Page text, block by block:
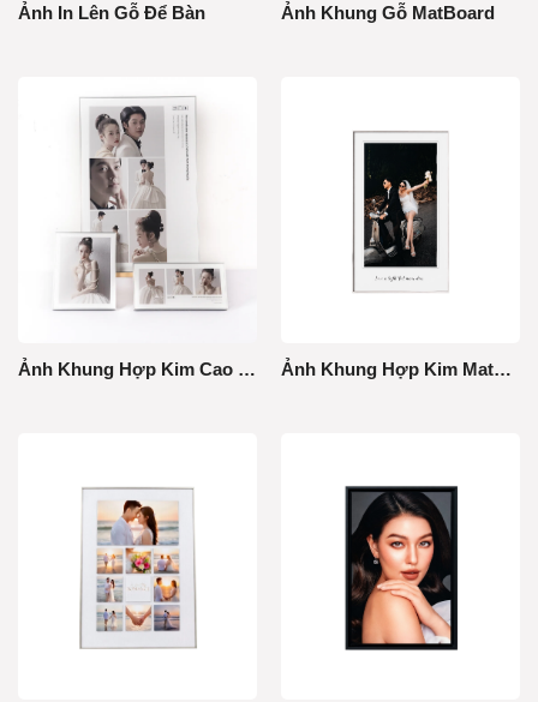
Ảnh In Lên Gỗ Để Bàn Ảnh Khung Gỗ MatBoard
Ảnh Khung Hợp Kim Cao Cấp Ảnh Khung Hợp Kim MatBoard